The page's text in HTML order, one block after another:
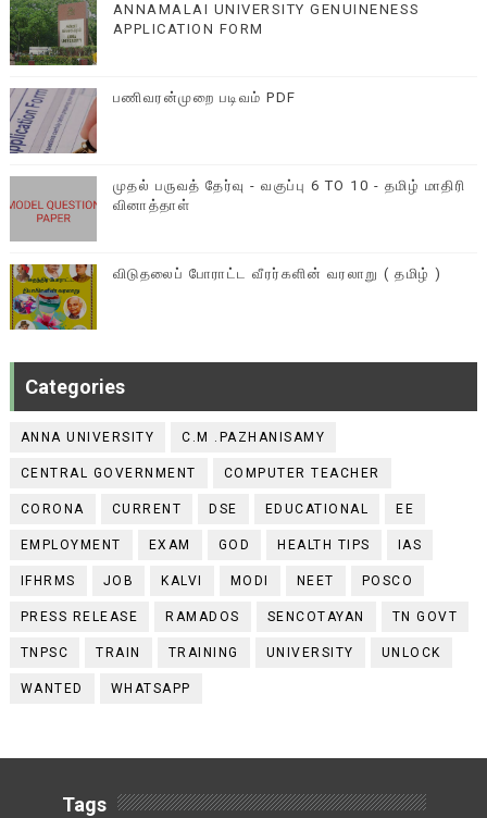
ANNAMALAI UNIVERSITY GENUINENESS
APPLICATION FORM
பணிவரன்முறை படிவம் PDF
முதல் பருவத் தேர்வு - வகுப்பு 6 TO 10 - தமிழ் மாதிரி
வினாத்தாள்
விடுதலைப் போராட்ட வீரர்களின் வரலாறு ( தமிழ் )
Categories
ANNA UNIVERSITY C.M .PAZHANISAMY
CENTRAL GOVERNMENT COMPUTER TEACHER
CORONA CURRENT DSE EDUCATIONAL EE
EMPLOYMENT EXAM GOD HEALTH TIPS IAS
IFHRMS JOB KALVI MODI NEET POSCO
PRESS RELEASE RAMADOS SENCOTAYAN TN GOVT
TNPSC TRAIN TRAINING UNIVERSITY UNLOCK
WANTED WHATSAPP
Tags